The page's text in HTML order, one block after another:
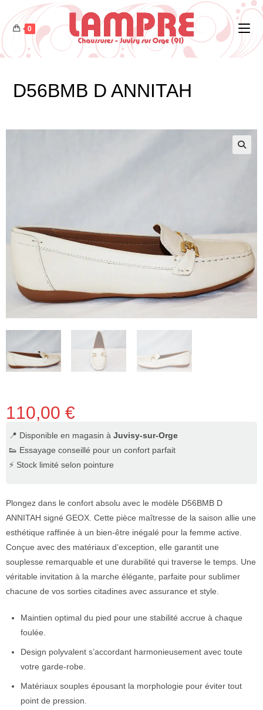
0
D56BMB D ANNITAH
110,00 €
📍 Disponible en magasin à Juvisy-sur-Orge
👟 Essayage conseillé pour un confort parfait
⚡ Stock limité selon pointure
Plongez dans le confort absolu avec le modèle D56BMB D
ANNITAH signé GEOX. Cette pièce maîtresse de la saison allie une
esthétique raffinée à un bien-être inégalé pour la femme active.
Conçue avec des matériaux d’exception, elle garantit une
souplesse remarquable et une durabilité qui traverse le temps. Une
véritable invitation à la marche élégante, parfaite pour sublimer
chacune de vos sorties citadines avec assurance et style.
Maintien optimal du pied pour une stabilité accrue à chaque
foulée.
Design polyvalent s’accordant harmonieusement avec toute
votre garde-robe.
Matériaux souples épousant la morphologie pour éviter tout
point de pression.